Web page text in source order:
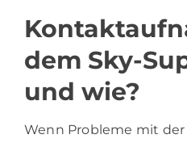
dem Sky-
und wie?
Wenn Probleme mit